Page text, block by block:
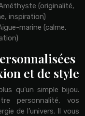
(originalité,
inspiration)
marine (calme,
et de style
qu’un simple bijou.
personnalité, vos
de l’univers. Il vous